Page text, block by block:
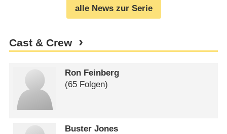
alle News zur Serie
Cast & Crew
Ron Feinberg
(65 Folgen)
Buster Jones